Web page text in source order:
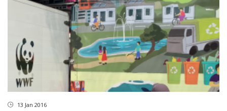
13 Jan 2016